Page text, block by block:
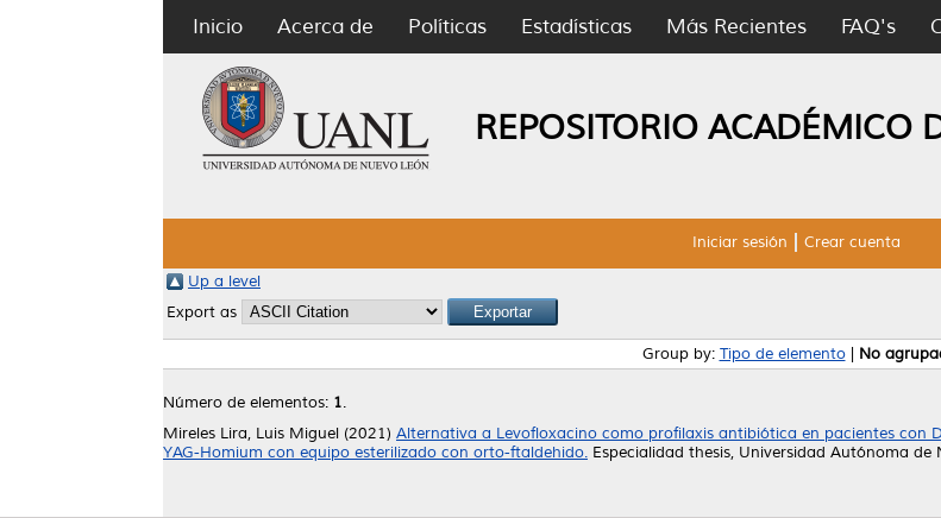
Inicio Acerca de Políticas Estadísticas Más Recientes FAQ's
REPOSITORIO ACADÉMICO
Iniciar sesión Crear cuenta
Up a level
Export as
Group by: Tipo de elemento| No
Número de elementos: 1.
Mireles Lira, Luis Miguel (2021) Alternativa a Levofloxacino como profilaxis antibiótica en pacientes con
YAG-Homium con equipo esterilizado con orto-ftaldehido. Especialidad thesis, Universidad Autónoma de